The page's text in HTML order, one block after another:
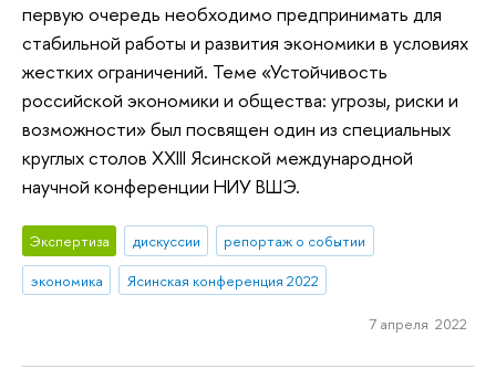
первую очередь необходимо предпринимать для
стабильной работы и развития экономики в условиях
жестких ограничений. Теме «Устойчивость
российской экономики и общества: угрозы, риски и
возможности» был посвящен один из специальных
круглых столов XXIII Ясинской международной
научной конференции НИУ ВШЭ.
Экспертиза дискуссии
репортаж о событии
экономика
Ясинская конференция 2022
7 апреля 2022